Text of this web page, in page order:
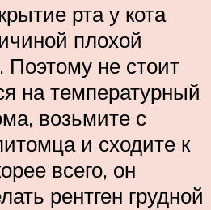
рта у кота
плохой
Поэтому не стоит
на температурный
возьмите с
и сходите к
всего, он
рентген грудной